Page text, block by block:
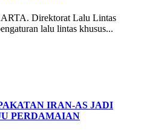
Direktorat Lalu Lintas
lalu lintas khusus...
IRAN-AS JADI
PERDAMAIAN